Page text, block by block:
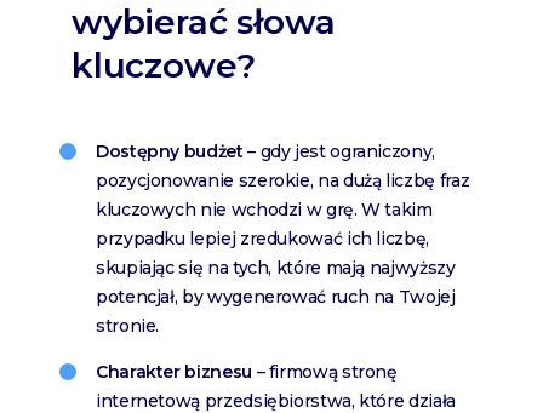
wybierać słowa
kluczowe?
Dostępny budżet– gdy jest ograniczony,
pozycjonowanie szerokie, na dużą liczbę fraz
kluczowych nie wchodzi w grę. W takim
przypadku lepiej zredukować ich liczbę,
skupiając się na tych, które mają najwyższy
potencjał, by wygenerować ruch na Twojej
stronie.
Charakter biznesu – firmową stronę
internetową przedsiębiorstwa, które działa